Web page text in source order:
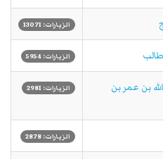
الزيارات: 13071
الزيارات: 5954
بن عمر بن
الزيارات: 2981
الزيارات: 2878